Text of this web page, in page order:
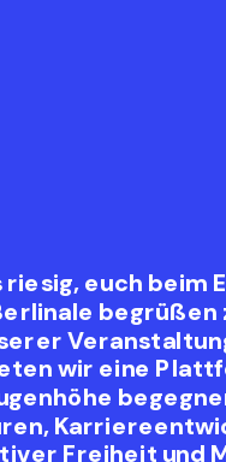
euch beim
begrüßen
wir eine
Freiheit und